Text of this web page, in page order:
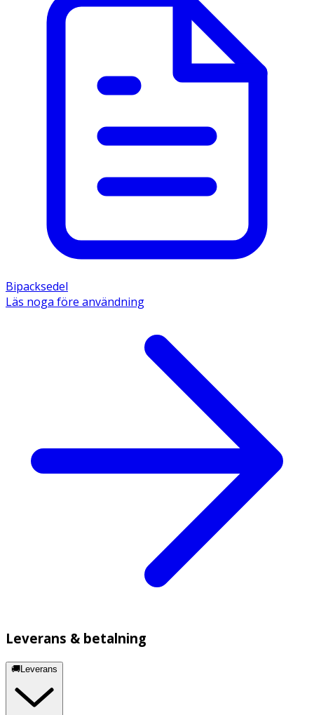
Bipacksedel
Läs noga före användning
Leverans & betalning
🚚Leverans